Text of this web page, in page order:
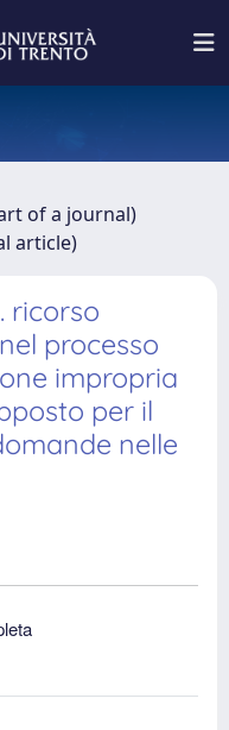
of a journal)
article)
ricorso
processo
impropria
per il
nelle